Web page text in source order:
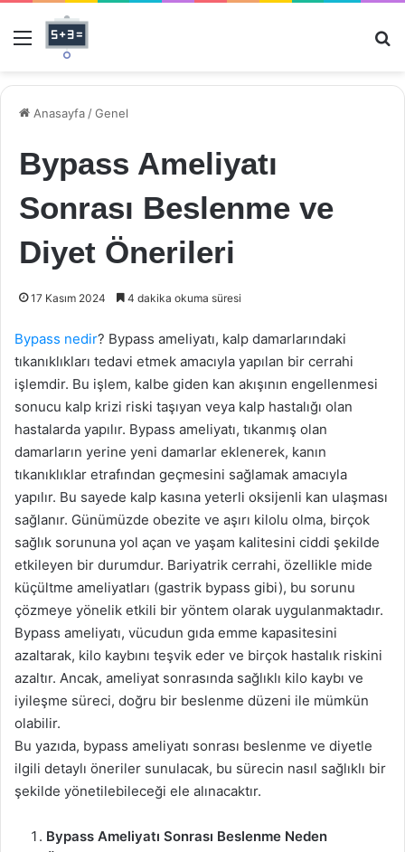
Menü
Anasayfa /Genel
Bypass Ameliyatı
Sonrası Beslenme ve
Diyet Önerileri
17 Kasım 2024 4 dakika okuma süresi
Bypass nedir? Bypass ameliyatı, kalp damarlarındaki
tıkanıklıkları tedavi etmek amacıyla yapılan bir cerrahi
işlemdir. Bu işlem, kalbe giden kan akışının engellenmesi
sonucu kalp krizi riski taşıyan veya kalp hastalığı olan
hastalarda yapılır. Bypass ameliyatı, tıkanmış olan
damarların yerine yeni damarlar eklenerek, kanın
tıkanıklıklar etrafından geçmesini sağlamak amacıyla
yapılır. Bu sayede kalp kasına yeterli oksijenli kan ulaşması
sağlanır. Günümüzde obezite ve aşırı kilolu olma, birçok
sağlık sorununa yol açan ve yaşam kalitesini ciddi şekilde
etkileyen bir durumdur. Bariyatrik cerrahi, özellikle mide
küçültme ameliyatları (gastrik bypass gibi), bu sorunu
çözmeye yönelik etkili bir yöntem olarak uygulanmaktadır.
Bypass ameliyatı, vücudun gıda emme kapasitesini
azaltarak, kilo kaybını teşvik eder ve birçok hastalık riskini
azaltır. Ancak, ameliyat sonrasında sağlıklı kilo kaybı ve
iyileşme süreci, doğru bir beslenme düzeni ile mümkün
olabilir.
Bu yazıda, bypass ameliyatı sonrası beslenme ve diyetle
ilgili detaylı öneriler sunulacak, bu sürecin nasıl sağlıklı bir
şekilde yönetilebileceği ele alınacaktır.
Bypass Ameliyatı Sonrası Beslenme Neden